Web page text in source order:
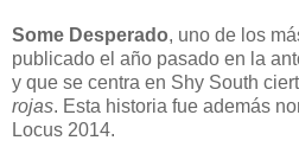
Some Desperado, uno de los
publicado el año pasado en la
y que se centra en Shy South
rojas. Esta historia fue además
Locus 2014.